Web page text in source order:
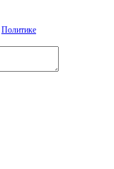
Политике